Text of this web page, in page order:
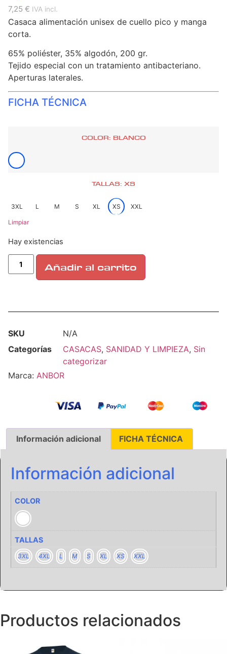
7,25 € IVA incl.
Casaca alimentación unisex de cuello pico y manga
corta.
65% poliéster, 35% algodón, 200 gr.
Tejido especial con un tratamiento antibacteriano.
Aperturas laterales.
FICHA TÉCNICA
COLOR: BLANCO
TALLAS: XS
3XL L M S XL XS XXL
Limpiar
Hay existencias
Añadir al carrito
SKU
N/A
Categorías
CASACAS, SANIDAD Y LIMPIEZA, Sin
categorizar
Marca: ANBOR
Información adicional FICHA TÉCNICA
Información adicional
COLOR
TALLAS
3XL 4XL L M S XL XS XXL
Productos relacionados